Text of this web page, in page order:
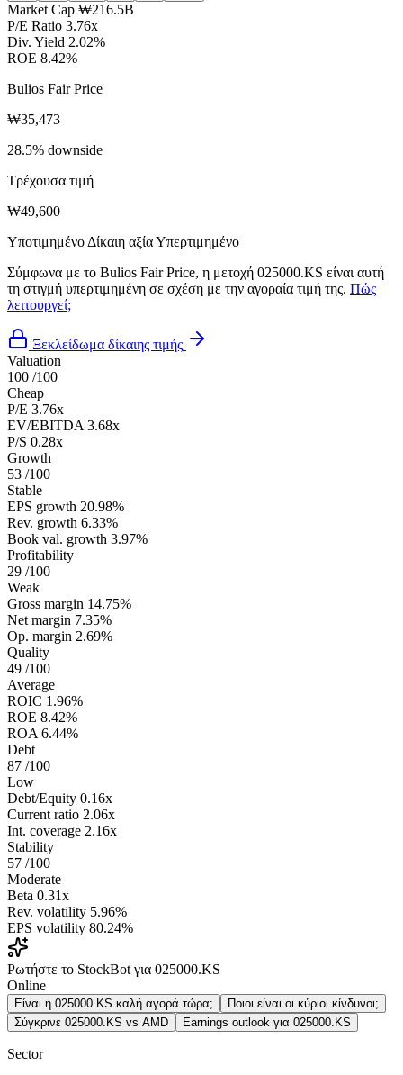
Market Cap ₩216.5B
P/E Ratio 3.76x
Div. Yield 2.02%
ROE 8.42%
Bulios Fair Price
₩35,473
28.5% downside
Τρέχουσα τιμή
₩49,600
Υποτιμημένο Δίκαιη αξίαΥπερτιμημένο
Σύμφωνα με το Bulios Fair Price, η μετοχή 025000.KS είναι αυτή
τη στιγμή υπερτιμημένη σε σχέση με την αγοραία τιμή της. Πώς
λειτουργεί;
Ξεκλείδωμα δίκαιης τιμής
Valuation
100 /100
Cheap
P/E 3.76x
EV/EBITDA 3.68x
P/S 0.28x
Growth
53 /100
Stable
EPS growth 20.98%
Rev. growth 6.33%
Book val. growth 3.97%
Profitability
29 /100
Weak
Gross margin 14.75%
Net margin 7.35%
Op. margin 2.69%
Quality
49 /100
Average
ROIC 1.96%
ROE 8.42%
ROA 6.44%
Debt
87 /100
Low
Debt/Equity 0.16x
Current ratio 2.06x
Int. coverage 2.16x
Stability
57 /100
Moderate
Beta 0.31x
Rev. volatility 5.96%
EPS volatility 80.24%
Ρωτήστε το StockBot για 025000.KS
Online
Είναι η 025000.KS καλή αγορά τώρα;
Ποιοι είναι οι κύριοι κίνδυνοι;
Σύγκρινε 025000.KS vs AMD
Earnings outlook για 025000.KS
Sector